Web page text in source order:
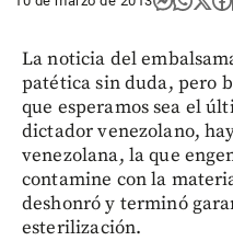
La noticia del
patética sin duda, pero
que esperamos sea el
dictador venezolano,
venezolana, la que
contamine con la
deshonró y terminó
esterilización.